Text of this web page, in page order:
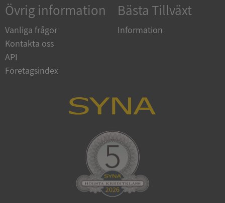
Övrig information
Vanliga frågor
Kontakta oss
API
Företagsindex
Bästa Tillväxt
Information
www.google.com